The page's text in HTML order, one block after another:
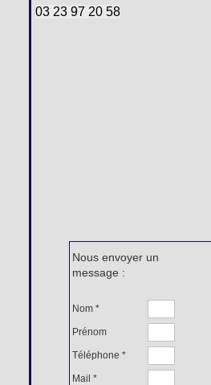
03 23 97 20 58
Nous envoyer un
message :
Nom *
Prénom
Téléphone *
Mail *